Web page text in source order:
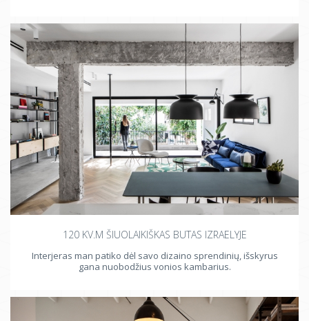
120 KV.M ŠIUOLAIKIŠKAS BUTAS IZRAELYJE
Interjeras man patiko dėl savo dizaino sprendinių, išskyrus
gana nuobodžius vonios kambarius.